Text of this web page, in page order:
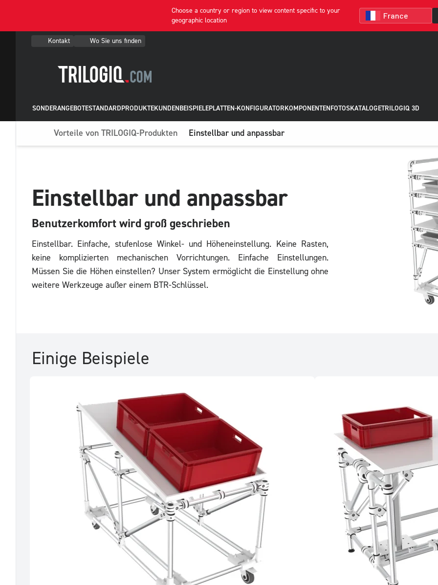
Choose a country or region to view content specific to your
geographic location
Kontakt Wo Sie uns finden
SONDERANGEBOTESTANDARDPRODUKTEKUNDENBEISPIELEPLATTEN-KONFIGURATORKOMPONENTENFOTOSKATALOGETRILOGIQ 3D
Vorteile von TRILOGIQ-Produkten Einstellbar und anpassbar
Einstellbar und anpassbar
Benutzerkomfort wird groß geschrieben
Einstellbar. Einfache, stufenlose Winkel- und Höheneinstellung. Keine Rasten,
keine komplizierten mechanischen Vorrichtungen. Einfache Einstellungen.
Müssen Sie die Höhen einstellen? Unser System ermöglicht die Einstellung ohne
weitere Werkzeuge außer einem BTR-Schlüssel.
Einige Beispiele